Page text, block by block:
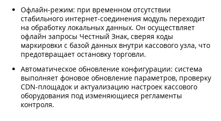
Офлайн-режим: при временном отсутствии
стабильного интернет-соединения модуль переходит
на обработку локальных данных. Он осуществляет
офлайн запросы Честный Знак, сверяя коды
маркировки с базой данных внутри кассового узла, что
предотвращает остановку торговли.
Автоматическое обновление конфигурации: система
выполняет фоновое обновление параметров, проверку
CDN-площадок и актуализацию настроек кассового
оборудования под изменяющиеся регламенты
контроля.